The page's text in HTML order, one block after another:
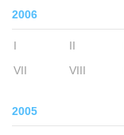
2006
I II
VII
VIII
2005